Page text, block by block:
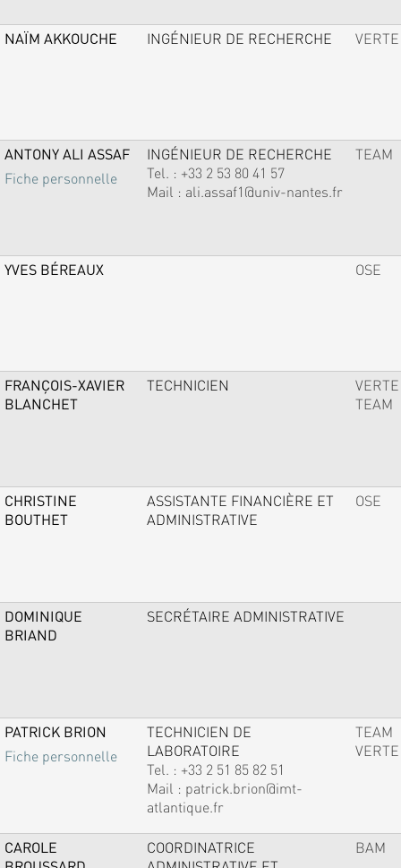
NAÏM AKKOUCHE INGÉNIEUR DE RECHERCHE VERTE
ANTONY ALI ASSAF
Fiche personnelle
INGÉNIEUR DE RECHERCHE
Tel. : +33 2 53 80 41 57
Mail : ali.assaf1@univ-nantes.fr
TEAM
YVES BÉREAUX OSE
FRANÇOIS-XAVIER
BLANCHET
TECHNICIEN
VERTE
TEAM
CHRISTINE
BOUTHET
ASSISTANTE FINANCIÈRE ET
ADMINISTRATIVE
OSE
DOMINIQUE
BRIAND
SECRÉTAIRE ADMINISTRATIVE
PATRICK BRION
Fiche personnelle
TECHNICIEN DE
LABORATOIRE
Tel. : +33 2 51 85 82 51
Mail : patrick.brion@imt-
atlantique.fr
TEAM
VERTE
CAROLE
COORDINATRICE
BAM